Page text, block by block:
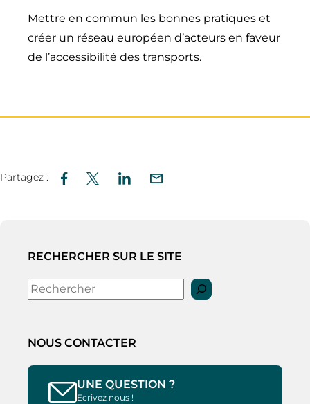
Mettre en commun les bonnes pratiques et
créer un réseau européen d’acteurs en faveur
de l’accessibilité des transports.
Partagez :
RECHERCHER SUR LE SITE
Rechercher
NOUS CONTACTER
UNE QUESTION ?
Ecrivez nous !